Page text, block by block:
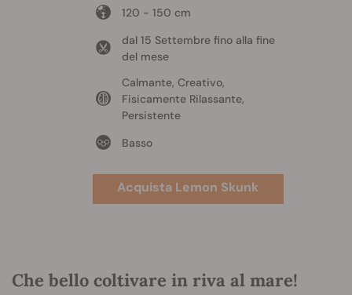
120 - 150 cm
dal 15 Settembre fino alla fine
del mese
Calmante, Creativo,
Fisicamente Rilassante,
Persistente
Basso
Acquista Lemon Skunk
Che bello coltivare in riva al mare!